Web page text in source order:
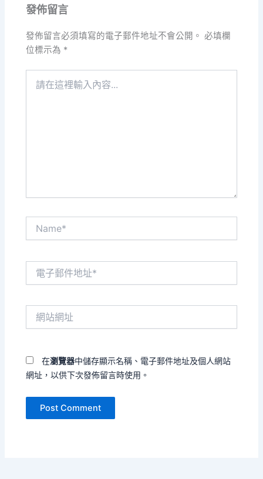
發佈留言
發佈留言必須填寫的電子郵件地址不會公開。 必填欄
位標示為 *
在瀏覽器中儲存顯示名稱、電子郵件地址及個人網站
網址，以供下次發佈留言時使用。